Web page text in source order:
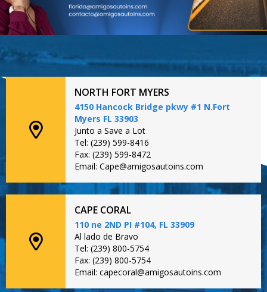
NORTH FORT MYERS
4150 Hancock Bridge pkwy #1 N.Fort
Myers FL 33903
Junto a Save a Lot
Tel: (239) 599-8416
Fax: (239) 599-8472
Email: Cape@amigosautoins.com
CAPE CORAL
110 ne 2ND PI #104, FL 33909
Al lado de Bravo
Tel: (239) 800-5754
Fax: (239) 800-5754
Email: capecoral@amigosautoins.com